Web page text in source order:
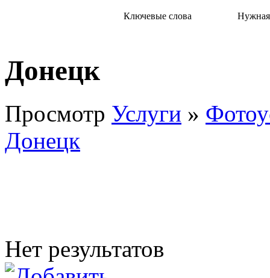
Ключевые слова Нужная
Донецк
Просмотр Услуги »
Донецк
Нет результатов